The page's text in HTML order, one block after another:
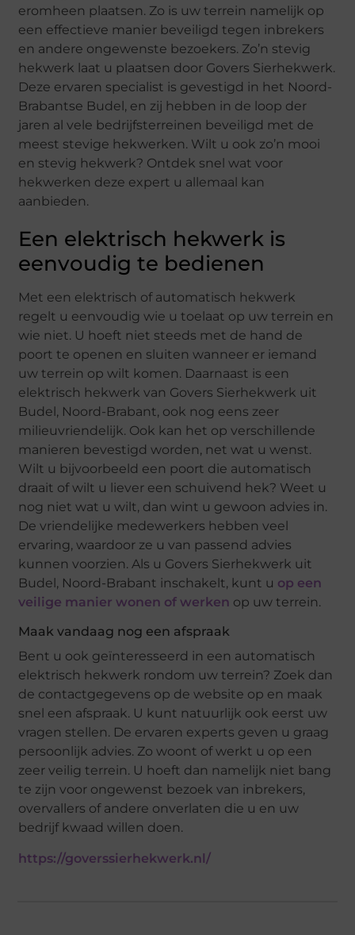
eromheen plaatsen. Zo is uw terrein namelijk op
een effectieve manier beveiligd tegen inbrekers
en andere ongewenste bezoekers. Zo’n stevig
hekwerk laat u plaatsen door Govers Sierhekwerk.
Deze ervaren specialist is gevestigd in het Noord-
Brabantse Budel, en zij hebben in de loop der
jaren al vele bedrijfsterreinen beveiligd met de
meest stevige hekwerken. Wilt u ook zo’n mooi
en stevig hekwerk? Ontdek snel wat voor
hekwerken deze expert u allemaal kan
aanbieden.
Een elektrisch hekwerk is
eenvoudig te bedienen
Met een elektrisch of automatisch hekwerk
regelt u eenvoudig wie u toelaat op uw terrein en
wie niet. U hoeft niet steeds met de hand de
poort te openen en sluiten wanneer er iemand
uw terrein op wilt komen. Daarnaast is een
elektrisch hekwerk van Govers Sierhekwerk uit
Budel, Noord-Brabant, ook nog eens zeer
milieuvriendelijk. Ook kan het op verschillende
manieren bevestigd worden, net wat u wenst.
Wilt u bijvoorbeeld een poort die automatisch
draait of wilt u liever een schuivend hek? Weet u
nog niet wat u wilt, dan wint u gewoon advies in.
De vriendelijke medewerkers hebben veel
ervaring, waardoor ze u van passend advies
kunnen voorzien. Als u Govers Sierhekwerk uit
Budel, Noord-Brabant inschakelt, kunt u op een
veilige manier wonen of werken op uw terrein.
Maak vandaag nog een afspraak
Bent u ook geïnteresseerd in een automatisch
elektrisch hekwerk rondom uw terrein? Zoek dan
de contactgegevens op de website op en maak
snel een afspraak. U kunt natuurlijk ook eerst uw
vragen stellen. De ervaren experts geven u graag
persoonlijk advies. Zo woont of werkt u op een
zeer veilig terrein. U hoeft dan namelijk niet bang
te zijn voor ongewenst bezoek van inbrekers,
overvallers of andere onverlaten die u en uw
bedrijf kwaad willen doen.
https://goverssierhekwerk.nl/